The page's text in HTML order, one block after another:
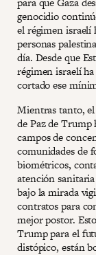
genocidio
el régimen israelí
personas
día. Desde que
régimen israelí
cortado ese
Mientras tanto,
de Paz de Trump
campos de
comunidades de
biométricos,
atención
bajo la mirada
contratos para
mejor postor.
Trump para el
distópico, están